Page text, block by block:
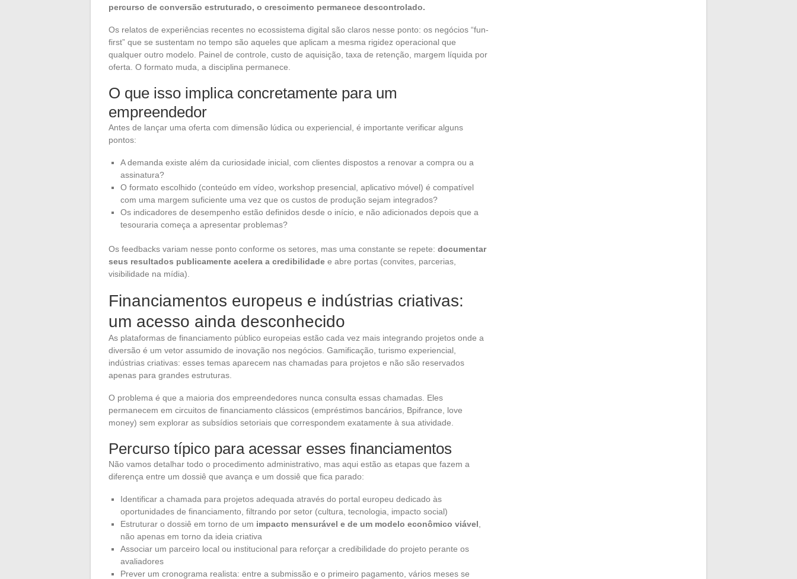
percurso de conversão estruturado, o crescimento permanece descontrolado.
Os relatos de experiências recentes no ecossistema digital são claros nesse ponto: os negócios “fun-
first” que se sustentam no tempo são aqueles que aplicam a mesma rigidez operacional que
qualquer outro modelo. Painel de controle, custo de aquisição, taxa de retenção, margem líquida por
oferta. O formato muda, a disciplina permanece.
O que isso implica concretamente para um
empreendedor
Antes de lançar uma oferta com dimensão lúdica ou experiencial, é importante verificar alguns
pontos:
A demanda existe além da curiosidade inicial, com clientes dispostos a renovar a compra ou a
assinatura?
O formato escolhido (conteúdo em vídeo, workshop presencial, aplicativo móvel) é compatível
com uma margem suficiente uma vez que os custos de produção sejam integrados?
Os indicadores de desempenho estão definidos desde o início, e não adicionados depois que a
tesouraria começa a apresentar problemas?
Os feedbacks variam nesse ponto conforme os setores, mas uma constante se repete: documentar
seus resultados publicamente acelera a credibilidade e abre portas (convites, parcerias,
visibilidade na mídia).
Financiamentos europeus e indústrias criativas:
um acesso ainda desconhecido
As plataformas de financiamento público europeias estão cada vez mais integrando projetos onde a
diversão é um vetor assumido de inovação nos negócios. Gamificação, turismo experiencial,
indústrias criativas: esses temas aparecem nas chamadas para projetos e não são reservados
apenas para grandes estruturas.
O problema é que a maioria dos empreendedores nunca consulta essas chamadas. Eles
permanecem em circuitos de financiamento clássicos (empréstimos bancários, Bpifrance, love
money) sem explorar as subsídios setoriais que correspondem exatamente à sua atividade.
Percurso típico para acessar esses financiamentos
Não vamos detalhar todo o procedimento administrativo, mas aqui estão as etapas que fazem a
diferença entre um dossiê que avança e um dossiê que fica parado:
Identificar a chamada para projetos adequada através do portal europeu dedicado às
oportunidades de financiamento, filtrando por setor (cultura, tecnologia, impacto social)
Estruturar o dossiê em torno de um impacto mensurável e de um modelo econômico viável
não apenas em torno da ideia criativa
Associar um parceiro local ou institucional para reforçar a credibilidade do projeto perante os
avaliadores
Prever um cronograma realista: entre a submissão e o primeiro pagamento, vários meses se